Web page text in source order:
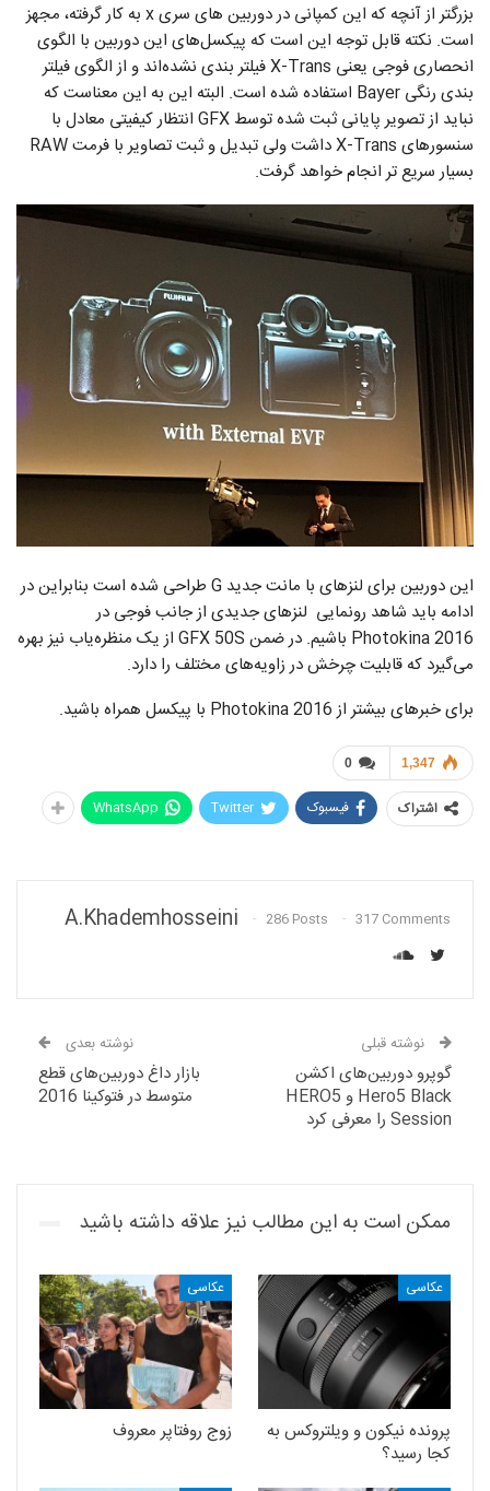
بزرگتر از آنچه که این کمپانی در دوربین های سری x به کار گرفته، مجهز
است. نکته قابل توجه این است که پیکسل‌های این دوربین با الگوی
انحصاری فوجی یعنی X-Trans فیلتر بندی نشده‌اند و از الگوی فیلتر
بندی رنگی Bayer استفاده شده است. البته این به این معناست که
نباید از تصویر پایانی ثبت شده توسط GFX انتظار کیفیتی معادل با
سنسورهای X-Trans داشت ولی تبدیل و ثبت تصاویر با فرمت RAW
بسیار سریع تر انجام خواهد گرفت.
این دوربین برای لنزهای با مانت جدید G طراحی شده است بنابراین در
ادامه باید شاهد رونمایی لنزهای جدیدی از جانب فوجی در
Photokina 2016 باشیم. در ضمن GFX 50S از یک منظره‌یاب نیز بهره
می‌گیرد که قابلیت چرخش در زاویه‌های مختلف را دارد.
برای خبرهای بیشتر از Photokina 2016 با پیکسل همراه باشید.
0 1,347
اشتراک فیسبوک Twitter
WhatsApp
A.khademhosseini 286 Posts 317 Comments
نوشته قبلی
گوپرو دوربین‌های اکشن
Hero5 Black و HERO5
Session را معرفی کرد
نوشته بعدی
بازار داغ دوربین‌های قطع
متوسط در فتوکینا 2016
ممکن است به این مطالب نیز علاقه داشته باشید
عکاسی
پرونده نیکون و ویلتروکس به
کجا رسید؟
عکاسی
زوج روفتاپر معروف